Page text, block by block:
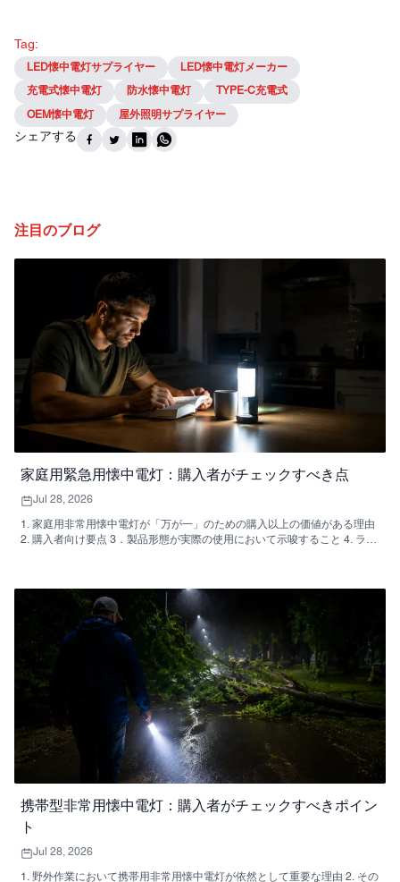
Tag:
LED懐中電灯サプライヤー LED懐中電灯メーカー
充電式懐中電灯 防水懐中電灯 TYPE-C充電式
OEM懐中電灯 屋外照明サプライヤー
シェアする
注目のブログ
家庭用緊急用懐中電灯：購入者がチェックすべき点
Jul 28, 2026
1. 家庭用非常用懐中電灯が「万が一」のための購入以上の価値がある理由
2. 購入者向け要点 3．製品形態が実際の使用において示唆すること 4. ラン
問：購入者がよく尋ねる質問 10. より良い意思決定方法
携帯型非常用懐中電灯：購入者がチェックすべきポイン
ト
Jul 28, 2026
1. 野外作業において携帯用非常用懐中電灯が依然として重要な理由 2. その